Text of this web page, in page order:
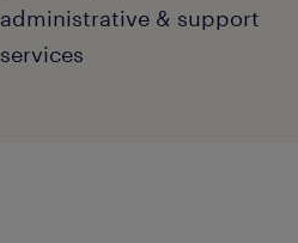
administrative & support
services